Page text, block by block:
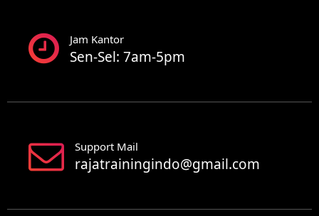
Jam Kantor
Sen-Sel: 7am-5pm
Support Mail
rajatrainingindo@gmail.com